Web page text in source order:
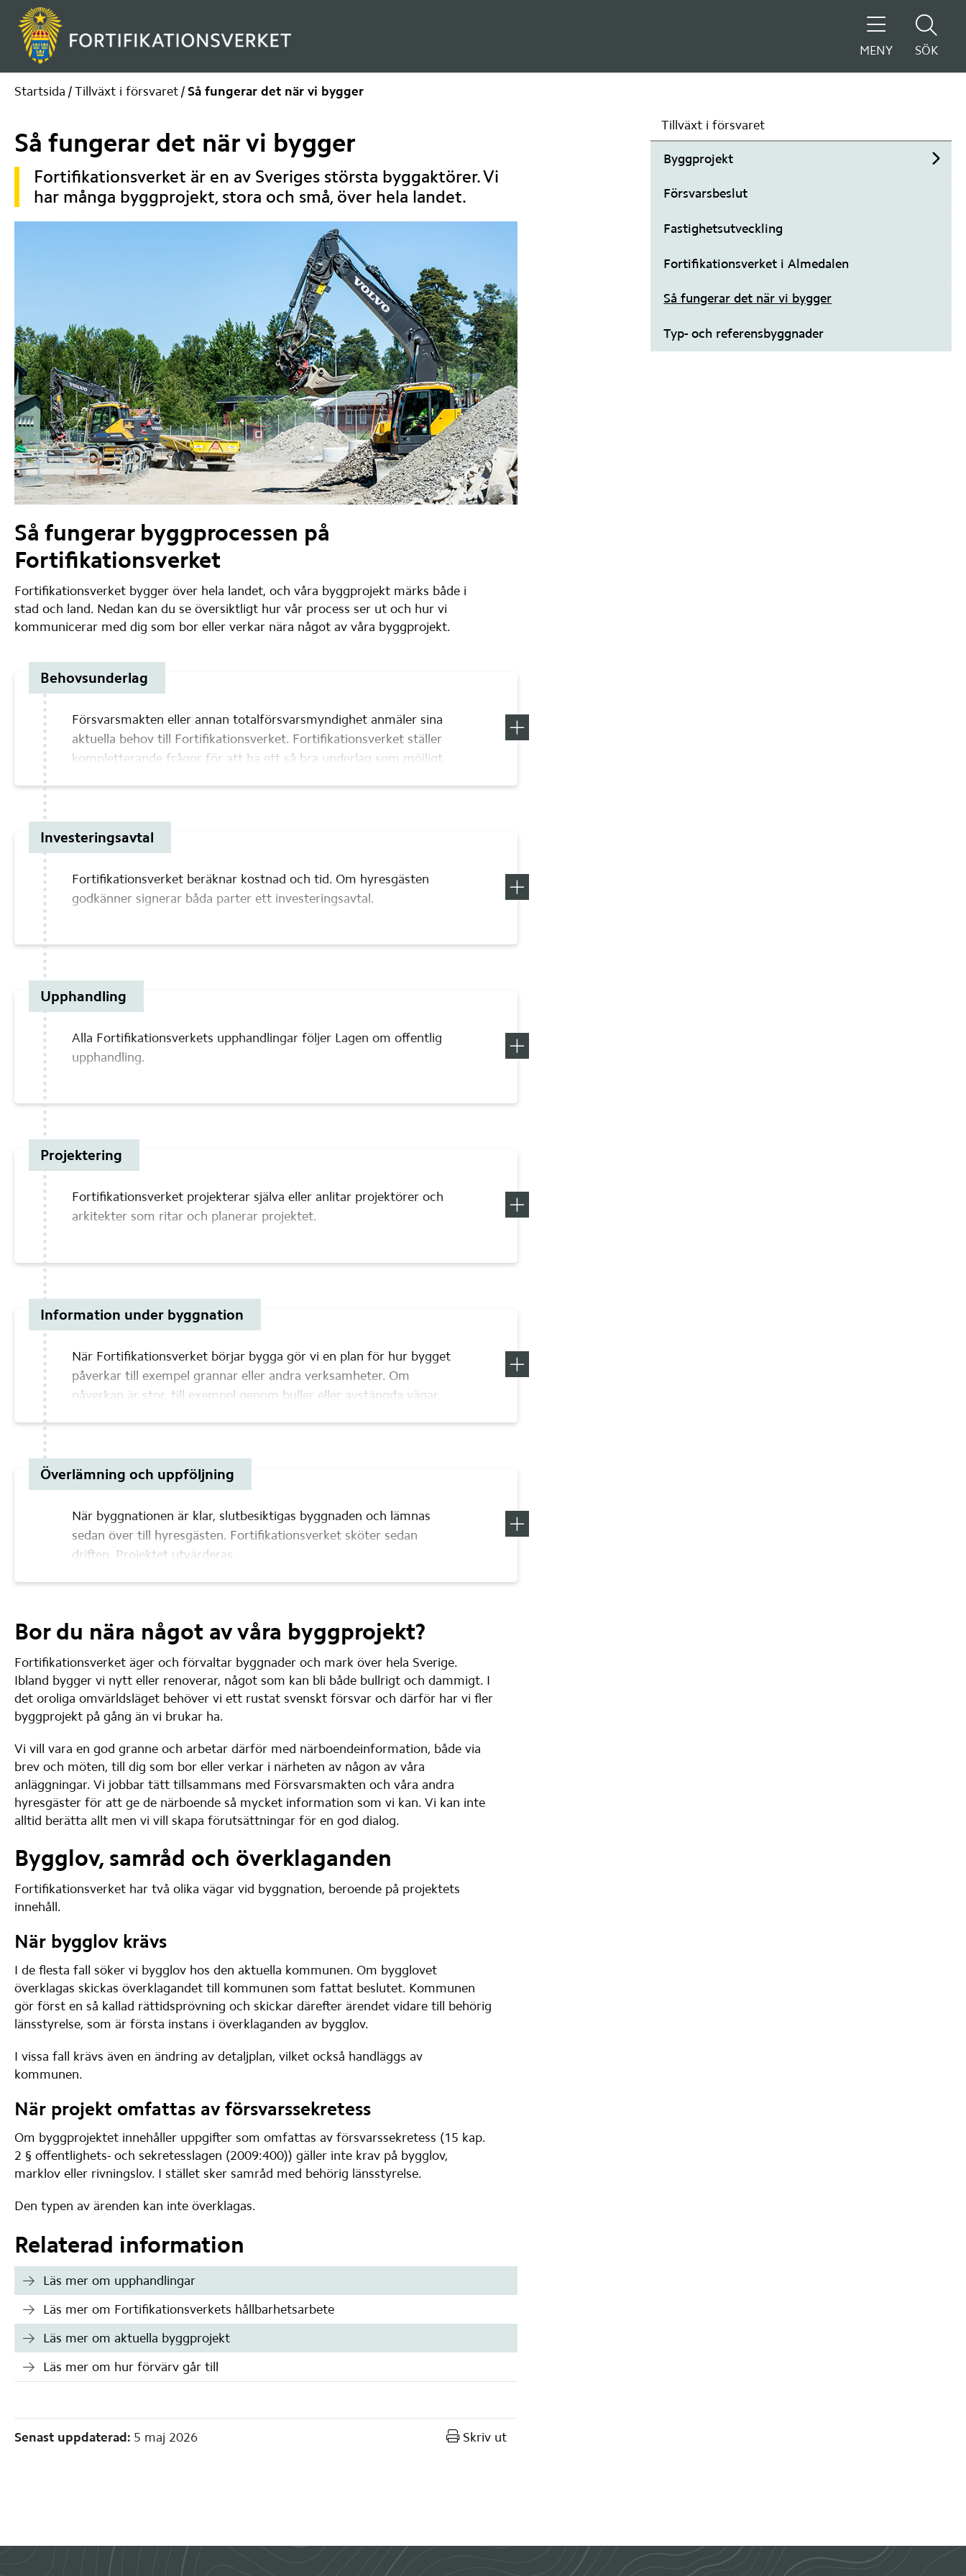
MENY SÖK
Startsida /Tillväxt i försvaret/Så fungerar det när vi bygger
Så fungerar det när vi bygger
Fortifikationsverket är en av Sveriges största byggaktörer. Vi
har många byggprojekt, stora och små, över hela landet.
Så fungerar byggprocessen på
Fortifikationsverket
Fortifikationsverket bygger över hela landet, och våra byggprojekt märks både i
stad och land. Nedan kan du se översiktligt hur vår process ser ut och hur vi
kommunicerar med dig som bor eller verkar nära något av våra byggprojekt.
Behovsunderlag
Visa mer information om
Försvarsmakten eller annan totalförsvarsmyndighet anmäler sina
aktuella behov till Fortifikationsverket. Fortifikationsverket ställer
kompletterande frågor för att ha ett så bra underlag som möjligt.
Investeringsavtal
Visa mer information om
Fortifikationsverket beräknar kostnad och tid. Om hyresgästen
godkänner signerar båda parter ett investeringsavtal.
Upphandling
Visa mer information om
Alla Fortifikationsverkets upphandlingar följer Lagen om offentlig
upphandling.
Projektering
Visa mer information om
Fortifikationsverket projekterar själva eller anlitar projektörer och
arkitekter som ritar och planerar projektet.
miljötillstånd och bygglov. Om uppgifter om verksamheten
att samråda med Länsstyrelsen istället för att gå igenom en
bygglovsprocess hos kommunen.
Information under byggnation
Visa mer information om
När Fortifikationsverket börjar bygga gör vi en plan för hur bygget
påverkar till exempel grannar eller andra verksamheter. Om
påverkan är stor, till exempel genom buller eller avstängda vägar,
Överlämning och uppföljning
Visa mer information om
När byggnationen är klar, slutbesiktigas byggnaden och lämnas
sedan över till hyresgästen. Fortifikationsverket sköter sedan
driften. Projektet utvärderas.
Bor du nära något av våra byggprojekt?
Fortifikationsverket äger och förvaltar byggnader och mark över hela Sverige.
Ibland bygger vi nytt eller renoverar, något som kan bli både bullrigt och dammigt. I
det oroliga omvärldsläget behöver vi ett rustat svenskt försvar och därför har vi fler
byggprojekt på gång än vi brukar ha.
Vi vill vara en god granne och arbetar därför med närboendeinformation, både via
brev och möten, till dig som bor eller verkar i närheten av någon av våra
anläggningar. Vi jobbar tätt tillsammans med Försvarsmakten och våra andra
hyresgäster för att ge de närboende så mycket information som vi kan. Vi kan inte
alltid berätta allt men vi vill skapa förutsättningar för en god dialog.
Bygglov, samråd och överklaganden
Fortifikationsverket har två olika vägar vid byggnation, beroende på projektets
innehåll.
När bygglov krävs
I de flesta fall söker vi bygglov hos den aktuella kommunen. Om bygglovet
överklagas skickas överklagandet till kommunen som fattat beslutet. Kommunen
gör först en så kallad rättidsprövning och skickar därefter ärendet vidare till behörig
länsstyrelse, som är första instans i överklaganden av bygglov.
I vissa fall krävs även en ändring av detaljplan, vilket också handläggs av
kommunen.
När projekt omfattas av försvarssekretess
Om byggprojektet innehåller uppgifter som omfattas av försvarssekretess (15 kap.
2 § offentlighets- och sekretesslagen (2009:400)) gäller inte krav på bygglov,
marklov eller rivningslov. I stället sker samråd med behörig länsstyrelse.
Den typen av ärenden kan inte överklagas.
Relaterad information
Läs mer om upphandlingar
Läs mer om Fortifikationsverkets hållbarhetsarbete
Läs mer om aktuella byggprojekt
Läs mer om hur förvärv går till
Sidinformation
Senast uppdaterad: 5 maj 2026 Skriv ut
Tillväxt i försvaret
Byggprojekt
Försvarsbeslut
Fastighetsutveckling
Fortifikationsverket i Almedalen
Så fungerar det när vi bygger
Typ- och referensbyggnader